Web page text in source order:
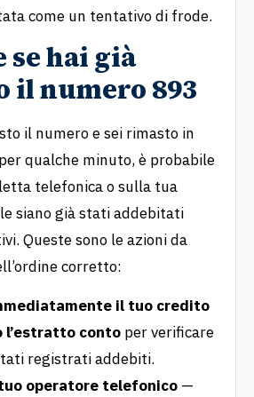
come un tentativo di frode.
se hai già
il numero 893
il numero e sei rimasto in
qualche minuto, è probabile
telefonica o sulla tua
siano già stati addebitati
Queste sono le azioni da
corretto:
il tuo credito
l’estratto conto per verificare
registrati addebiti.
operatore telefonico —